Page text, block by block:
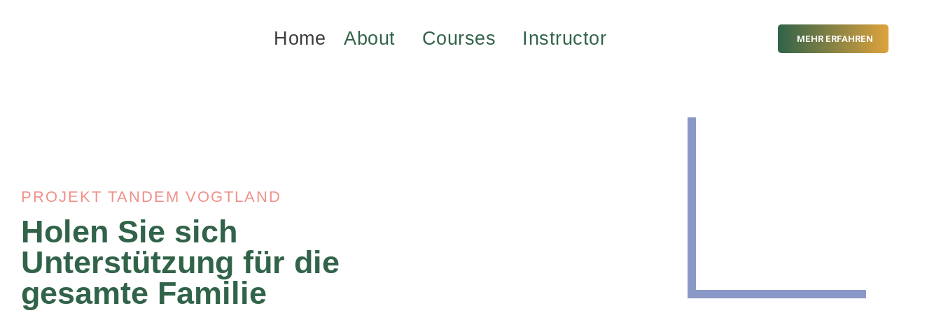
Home About Courses Instructor MEHR ERFAHREN
PROJEKT TANDEM VOGTLAND
Holen Sie sich
Unterstützung für die
gesamte Familie